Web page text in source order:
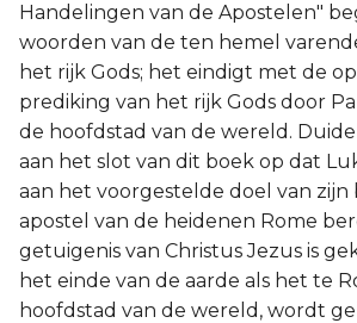
Handelingen van de Apostelen"
woorden van de ten hemel
het rijk Gods; het eindigt met de
prediking van het rijk Gods door
de hoofdstad van de wereld.
aan het slot van dit boek op dat
aan het voorgestelde doel van zijn
apostel van de heidenen Rome
getuigenis van Christus Jezus is
het einde van de aarde als het te
hoofdstad van de wereld, wordt